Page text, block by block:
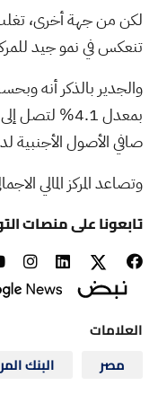
لكن من جهة أخرى،
تنعكس في نمو جيد
صافي الأصول الأجنبية لدى
وتصاعد المركز المالي الاجمالي للبنوك بخلاف
تابعونا على منصات
العلامات
مصر
البنك